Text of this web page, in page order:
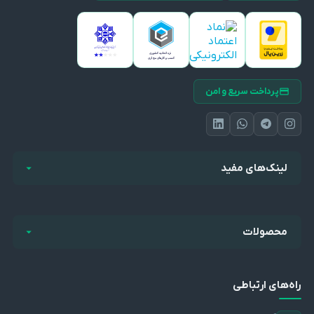
پرداخت سریع و امن
لینک‌های مفید
محصولات
راه‌های ارتباطی